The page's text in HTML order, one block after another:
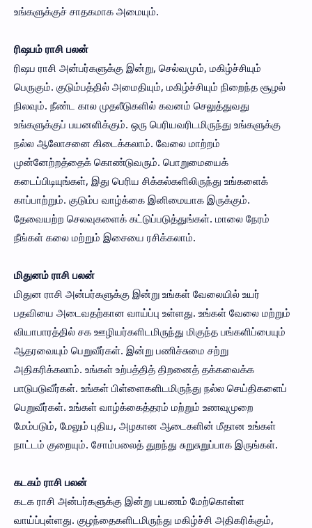
உங்களுக்குச் சாதகமாக அமையும்.
ரிஷபம் ராசி பலன்
ரிஷப ராசி அன்பர்களுக்கு இன்று, செல்வமும், மகிழ்ச்சியும்
பெருகும். குடும்பத்தில் அமைதியும், மகிழ்ச்சியும் நிறைந்த சூழல்
நிலவும். நீண்ட கால முதலீடுகளில் கவனம் செலுத்துவது
உங்களுக்குப் பயனளிக்கும். ஒரு பெரியவரிடமிருந்து உங்களுக்கு
நல்ல ஆலோசனை கிடைக்கலாம். வேலை மாற்றம்
முன்னேற்றத்தைக் கொண்டுவரும். பொறுமையைக்
கடைப்பிடியுங்கள், இது பெரிய சிக்கல்களிலிருந்து உங்களைக்
காப்பாற்றும். குடும்ப வாழ்க்கை இனிமையாக இருக்கும்.
தேவையற்ற செலவுகளைக் கட்டுப்படுத்துங்கள். மாலை நேரம்
நீங்கள் கலை மற்றும் இசையை ரசிக்கலாம்.
மிதுனம் ராசி பலன்
மிதுன ராசி அன்பர்களுக்கு இன்று உங்கள் வேலையில் உயர்
பதவியை அடைவதற்கான வாய்ப்பு உள்ளது. உங்கள் வேலை மற்றும்
வியாபாரத்தில் சக ஊழியர்களிடமிருந்து மிகுந்த பங்களிப்பையும்
ஆதரவையும் பெறுவீர்கள். இன்று பணிச்சுமை சற்று
அதிகரிக்கலாம். உங்கள் உற்பத்தித் திறனைத் தக்கவைக்க
பாடுபடுவீர்கள். உங்கள் பிள்ளைகளிடமிருந்து நல்ல செய்திகளைப்
பெறுவீர்கள். உங்கள் வாழ்க்கைத்தரம் மற்றும் உணவுமுறை
மேம்படும், மேலும் புதிய, அழகான ஆடைகளின் மீதான உங்கள்
நாட்டம் குறையும். சோம்பலைத் துறந்து சுறுசுறுப்பாக இருங்கள்.
கடகம் ராசி பலன்
கடக ராசி அன்பர்களுக்கு இன்று பயணம் மேற்கொள்ள
வாய்ப்புள்ளது. குழந்தைகளிடமிருந்து மகிழ்ச்சி அதிகரிக்கும்,